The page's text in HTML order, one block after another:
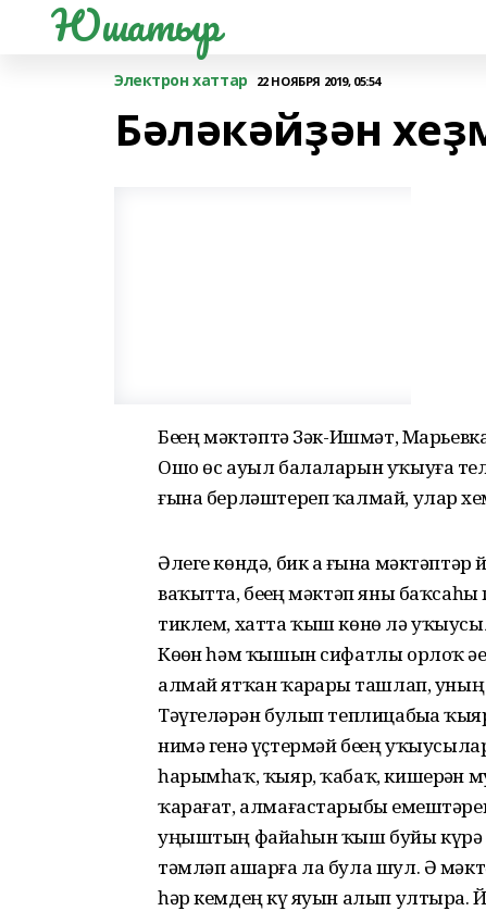
Юшатыр
Электрон хаттар 22 НОЯБРЯ 2019, 05:54
Бәләкәйҙән
Беҙҙең мәктәптә Зәк-Ишмәт,
Ошо өс ауыл балаларын уҡыуға
ғына берләштереп ҡалмай, улар
Әлеге көндә, бик аҙ ғына
ваҡытта, беҙҙең мәктәп яны баҡсаһы
тиклем, хатта ҡыш көнө лә
Көҙөн һәм ҡышын сифатлы орлоҡ
алмай ятҡан ҡарҙарҙы ташлап,
Тәүгеләрҙән булып теплицабыҙҙа
нимә генә үҫтермәй беҙҙең
һарымһаҡ, ҡыяр, ҡабаҡ, кишерҙән
ҡарағат, алмағастарыбыҙ
уңыштың файҙаһын ҡыш буйы күрә
тәмләп ашарға ла була шул. Ә
һәр кемдең күҙ яуын алып ултыра.